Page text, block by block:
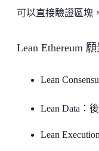
可以直接驗證區塊
Lean Ethereum 願
Lean
Lean Data：
Lean